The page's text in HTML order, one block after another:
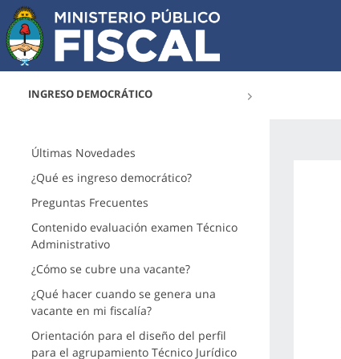
INGRESO DEMOCRÁTICO
Últimas Novedades
¿Qué es ingreso democrático?
Preguntas Frecuentes
Contenido evaluación examen Técnico
Administrativo
¿Cómo se cubre una vacante?
¿Qué hacer cuando se genera una
vacante en mi fiscalía?
Orientación para el diseño del perfil
para el agrupamiento Técnico Jurídico